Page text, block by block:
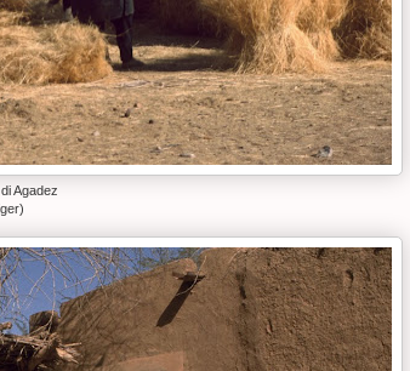
Agadez